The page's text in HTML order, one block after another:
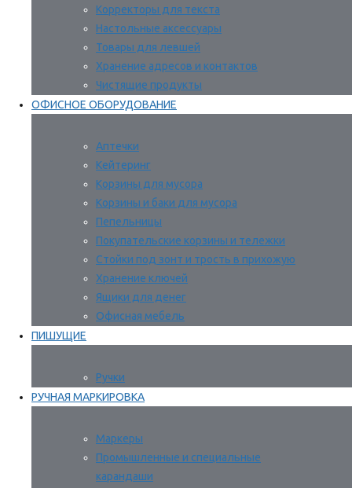
Корректоры для текста
Настольные аксессуары
Товары для левшей
Хранение адресов и контактов
Чистящие продукты
ОФИСНОЕ ОБОРУДОВАНИЕ
Аптечки
Кейтеринг
Корзины для мусора
Корзины и баки для мусора
Пепельницы
Покупательские корзины и тележки
Стойки под зонт и трость в прихожую
Хранение ключей
Ящики для денег
Офисная мебель
ПИШУЩИЕ
Ручки
РУЧНАЯ МАРКИРОВКА
Маркеры
Промышленные и специальные
карандаши